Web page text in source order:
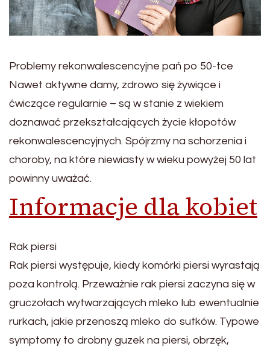
Problemy rekonwalescencyjne pań po 50-tce
Nawet aktywne damy, zdrowo się żywiące i
ćwiczące regularnie – są w stanie z wiekiem
doznawać przekształcających życie kłopotów
rekonwalescencyjnych. Spójrzmy na schorzenia i
choroby, na które niewiasty w wieku powyżej 50 lat
powinny uważać.
Informacje dla kobiet
Rak piersi
Rak piersi występuje, kiedy komórki piersi wyrastają
poza kontrolą. Przeważnie rak piersi zaczyna się w
gruczołach wytwarzających mleko lub ewentualnie
rurkach, jakie przenoszą mleko do sutków. Typowe
symptomy to drobny guzek na piersi, obrzęk,